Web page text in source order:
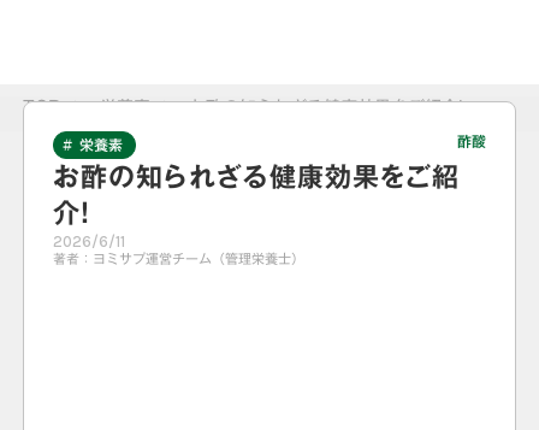
TOP > 栄養素 > お酢の知られざる健康効果をご紹介!
# 栄養素 酢酸
お酢の知られざる健康効果をご紹
介!
2026/6/11
著者： ヨミサプ運営チーム（管理栄養士）